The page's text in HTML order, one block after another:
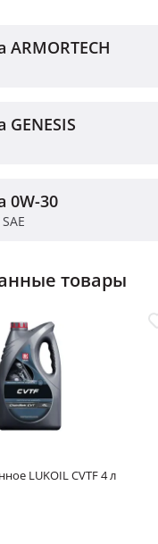
ARMORTECH
GENESIS
0W-30
товары
LUKOIL CVTF 4 л